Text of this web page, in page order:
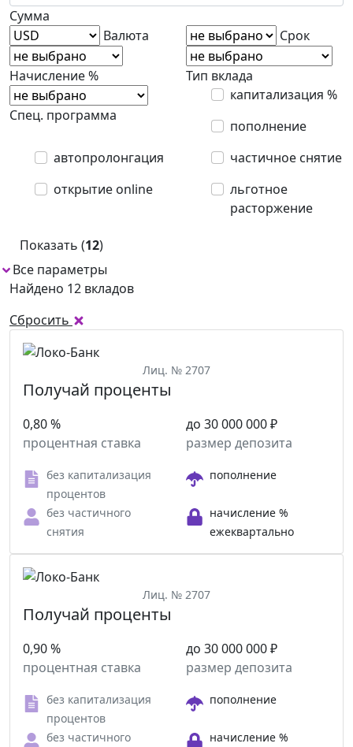
Сумма
Валюта
Срок
Начисление % Тип вклада
Спец. программа
капитализация %
пополнение
автопролонгация
открытие online
частичное снятие
льготное
расторжение
Показать (12)
Все параметры
Найдено 12 вкладов
Сбросить
Лиц. № 2707
Получай проценты
0,80 %
процентная ставка
до 30 000 000 ₽
размер депозита
без капитализация
процентов
пополнение
без частичного
снятия
начисление %
ежеквартально
Лиц. № 2707
Получай проценты
0,90 %
процентная ставка
до 30 000 000 ₽
размер депозита
без капитализация
процентов
пополнение
без частичного
начисление %